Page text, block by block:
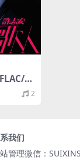
分
2
我们
管理微信：